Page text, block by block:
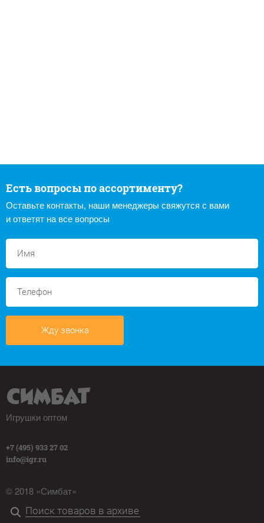
Есть вопросы по ассортименту?
Оставьте контакты, наши менеджеры свяжутся с вами
и ответят на все вопросы
Жду звонка
Игрушки оптом
+7 (495) 933 27 02
info@igr.ru
© 2018 «Симбат»